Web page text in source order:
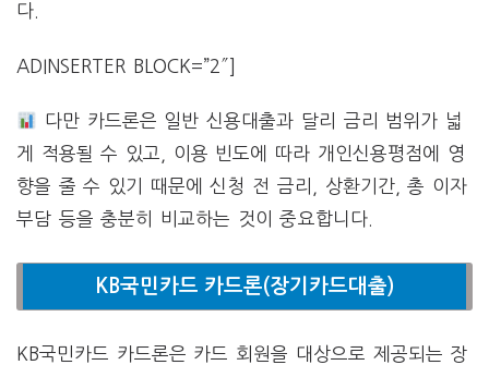
다.
ADINSERTER BLOCK=”2″]
다만 카드론은 일반 신용대출과 달리 금리 범위가 넓
게 적용될 수 있고, 이용 빈도에 따라 개인신용평점에 영
향을 줄 수 있기 때문에 신청 전 금리, 상환기간, 총 이자
부담 등을 충분히 비교하는 것이 중요합니다.
KB국민카드 카드론(장기카드대출)
KB국민카드 카드론은 카드 회원을 대상으로 제공되는 장